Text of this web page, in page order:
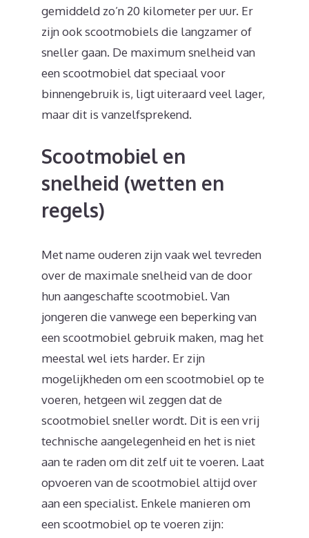
gemiddeld zo’n 20 kilometer per uur. Er
zijn ook scootmobiels die langzamer of
sneller gaan. De maximum snelheid van
een scootmobiel dat speciaal voor
binnengebruik is, ligt uiteraard veel lager,
maar dit is vanzelfsprekend.
Scootmobiel en
snelheid (wetten en
regels)
Met name ouderen zijn vaak wel tevreden
over de maximale snelheid van de door
hun aangeschafte scootmobiel. Van
jongeren die vanwege een beperking van
een scootmobiel gebruik maken, mag het
meestal wel iets harder. Er zijn
mogelijkheden om een scootmobiel op te
voeren, hetgeen wil zeggen dat de
scootmobiel sneller wordt. Dit is een vrij
technische aangelegenheid en het is niet
aan te raden om dit zelf uit te voeren. Laat
opvoeren van de scootmobiel altijd over
aan een specialist. Enkele manieren om
een scootmobiel op te voeren zijn: